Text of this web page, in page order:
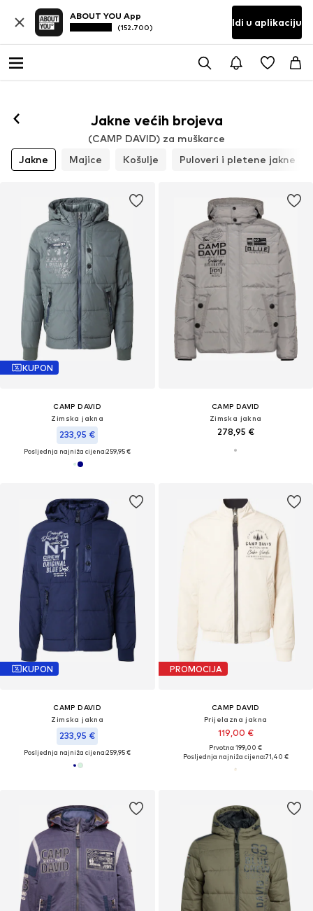
ABOUT YOU App
(152.700) Idi u aplikaciju
Jakne većih brojeva
(CAMP DAVID) za muškarce
Jakne
Majice Košulje Puloveri i pletene jakne
KUPON
CAMP DAVID
Zimska jakna
233,95 €
Posljednja najniža cijena:259,95 €
CAMP DAVID
Zimska jakna
278,95 €
KUPON
CAMP DAVID
Zimska jakna
233,95 €
Posljednja najniža cijena:259,95 €
PROMOCIJA
CAMP DAVID
Prijelazna jakna
119,00 €
Prvotno: 199,00 €
Posljednja najniža cijena:71,40 €